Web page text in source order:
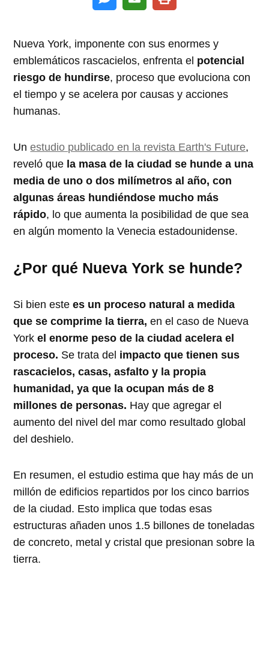
Nueva York, imponente con sus enormes y
emblemáticos rascacielos, enfrenta el potencial
riesgo de hundirse, proceso que evoluciona con
el tiempo y se acelera por causas y acciones
humanas.
Unestudio publicado en la revista Earth's Future,
reveló que la masa de la ciudad se hunde a una
media de uno o dos milímetros al año, con
algunas áreas hundiéndose mucho más
rápido, lo que aumenta la posibilidad de que sea
en algún momento la Venecia estadounidense.
¿Por qué Nueva York se hunde?
Si bien estees un proceso natural a medida
que se comprime la tierra, en el caso de Nueva
Yorkel enorme peso de la ciudad acelera el
proceso. Se trata del impacto que tienen sus
rascacielos, casas, asfalto y la propia
humanidad, ya que la ocupan más de 8
millones de personas. Hay que agregar el
aumento del nivel del mar como resultado global
del deshielo.
En resumen, el estudio estima que hay más de un
millón de edificios repartidos por los cinco barrios
de la ciudad. Esto implica que todas esas
estructuras añaden unos 1.5 billones de toneladas
de concreto, metal y cristal que presionan sobre la
tierra.